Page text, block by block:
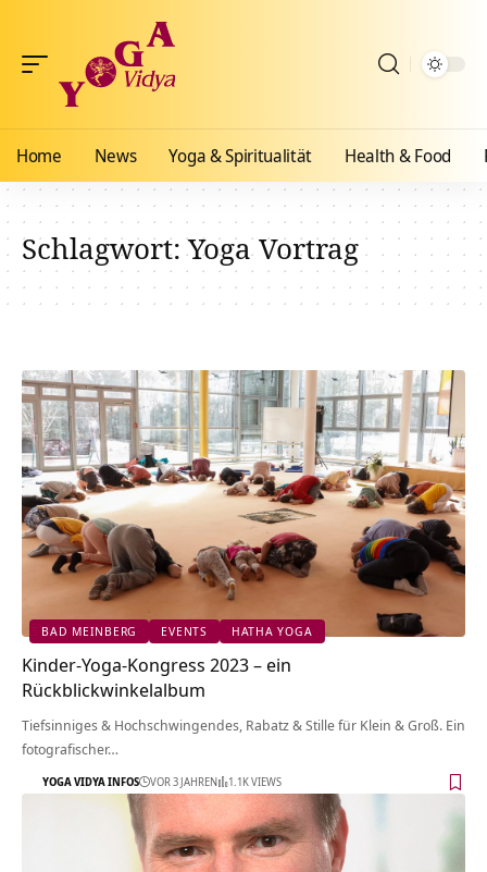
Home News Yoga & Spiritualität Health & Food
Schlagwort:Yoga Vortrag
BAD MEINBERG EVENTS HATHA YOGA
Kinder-Yoga-Kongress 2023 – ein
Rückblickwinkelalbum
Tiefsinniges & Hochschwingendes, Rabatz & Stille für Klein & Groß. Ein
fotografischer…
YOGA VIDYA INFOS VOR 3 JAHREN 1.1K VIEWS